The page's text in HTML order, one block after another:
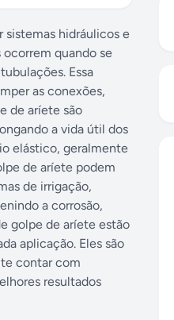
hidráulicos e
ocorrem quando se
Essa
as conexões,
de aríete são
a vida útil dos
elástico, geralmente
de aríete podem
de irrigação,
a corrosão,
golpe de aríete estão
aplicação. Eles são
contar com
resultados